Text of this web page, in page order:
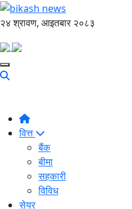
२४ श्रावण, आइतबार २०८३
वित्त
बैंक
बीमा
सहकारी
विविध
सेयर